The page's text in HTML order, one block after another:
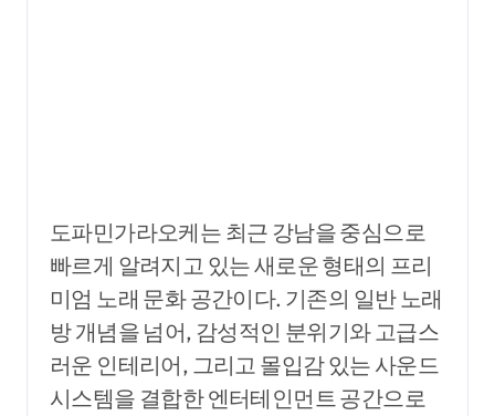
도파민가라오케는 최근 강남을 중심으로
빠르게 알려지고 있는 새로운 형태의 프리
미엄 노래 문화 공간이다. 기존의 일반 노래
방 개념을 넘어, 감성적인 분위기와 고급스
러운 인테리어, 그리고 몰입감 있는 사운드
시스템을 결합한 엔터테인먼트 공간으로